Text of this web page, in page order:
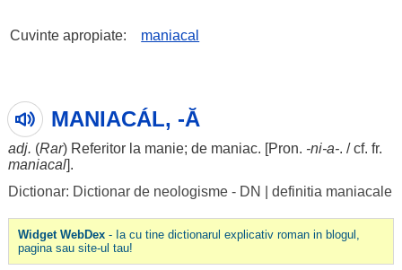
Cuvinte apropiate: maniacal
MANIACÁL, -Ă
adj. (Rar) Referitorla manie; de maniac. [Pron. -ni-a-. / cf. fr.
maniacal].
Dictionar: Dictionar de neologisme - DN
definitia maniacale
Widget WebDex- Ia cu tine dictionarul explicativ roman in blogul,
pagina sau site-ul tau!